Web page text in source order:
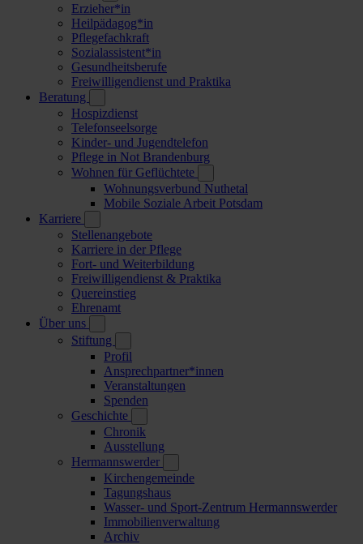
Erzieher*in
Heilpädagog*in
Pflegefachkraft
Sozialassistent*in
Gesundheitsberufe
Freiwilligendienst und Praktika
Beratung
Hospizdienst
Telefonseelsorge
Kinder- und Jugendtelefon
Pflege in Not Brandenburg
Wohnen für Geflüchtete
Wohnungsverbund Nuthetal
Mobile Soziale Arbeit Potsdam
Karriere
Stellenangebote
Karriere in der Pflege
Fort- und Weiterbildung
Freiwilligendienst & Praktika
Quereinstieg
Ehrenamt
Über uns
Stiftung
Profil
Ansprechpartner*innen
Veranstaltungen
Spenden
Geschichte
Chronik
Ausstellung
Hermannswerder
Kirchengemeinde
Tagungshaus
Wasser- und Sport-Zentrum Hermannswerder
Immobilienverwaltung
Archiv